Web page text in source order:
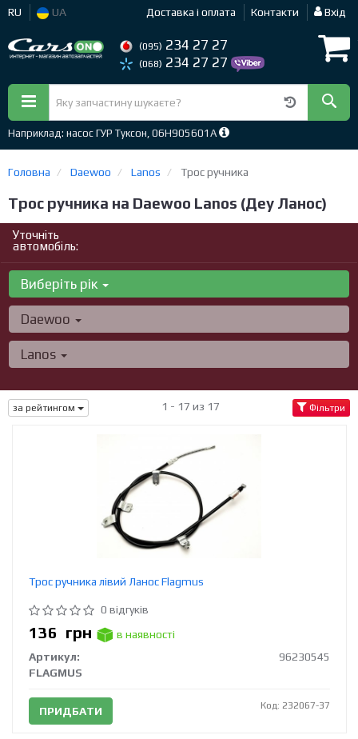
RU UA Доставка і оплата Контакти Вхід
(095) 234 27 27
(068) 234 27 27
Наприклад: насос ГУР Туксон, 06H905601A
Головна Daewoo Lanos Трос ручника
Трос ручника на Daewoo Lanos (Деу Ланос)
Уточніть
автомобіль:
Виберіть рік
Daewoo
Lanos
за рейтингом 1 - 17 из 17 Фільтри
Трос ручника лівий Ланос Flagmus
0 відгуків
136 грн
в наявності
Артикул:
96230545
FLAGMUS
ПРИДБАТИ Код: 232067-37